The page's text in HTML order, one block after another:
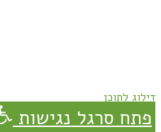
דילוג לתוכן
פתח סרגל נגישות